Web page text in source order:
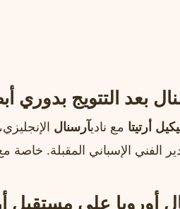
بعد التتويج بدوري
أرتيتا مع ناديآرسنال
الفني الإسباني المقبلة. خاصة
أوروبا على مستقبل